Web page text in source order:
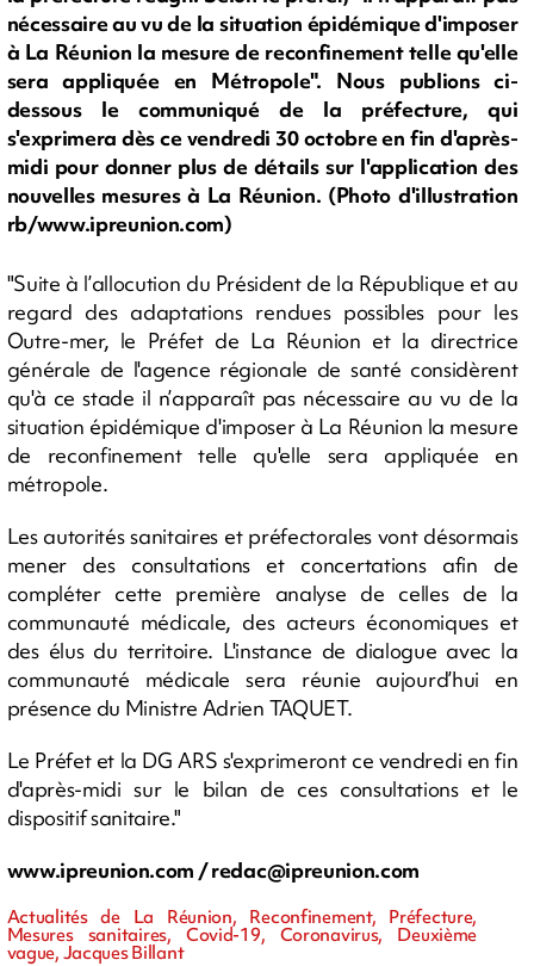
nécessaire au vu de la situation épidémique d'imposer
à La Réunion la mesure de reconfinement telle qu'elle
sera appliquée en Métropole". Nous publions ci-
dessous le communiqué de la préfecture, qui
s'exprimera dès ce vendredi 30 octobre en fin d'après-
midi pour donner plus de détails sur l'application des
nouvelles mesures à La Réunion. (Photo d'illustration
rb/www.ipreunion.com)
"Suite à l’allocution du Président de la République et au
regard des adaptations rendues possibles pour les
Outre-mer, le Préfet de La Réunion et la directrice
générale de l'agence régionale de santé considèrent
qu'à ce stade il n’apparaît pas nécessaire au vu de la
situation épidémique d'imposer à La Réunion la mesure
de reconfinement telle qu'elle sera appliquée en
métropole.
Les autorités sanitaires et préfectorales vont désormais
mener des consultations et concertations afin de
compléter cette première analyse de celles de la
communauté médicale, des acteurs économiques et
des élus du territoire. L'instance de dialogue avec la
communauté médicale sera réunie aujourd’hui en
présence du Ministre Adrien TAQUET.
Le Préfet et la DG ARS s'exprimeront ce vendredi en fin
d'après-midi sur le bilan de ces consultations et le
dispositif sanitaire."
www.ipreunion.com /redac@ipreunion.com
Actualités de La Réunion, Reconfinement, Préfecture,
Mesures sanitaires, Covid-19, Coronavirus, Deuxième
vague, Jacques Billant